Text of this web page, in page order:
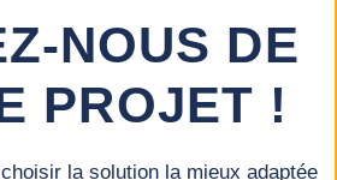
NOUS DE
PROJET !
la solution la mieux adaptée